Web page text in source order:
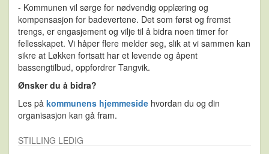
- Kommunen vil sørge for nødvendig opplæring og
kompensasjon for badevertene. Det som først og fremst
trengs, er engasjement og vilje til å bidra noen timer for
fellesskapet. Vi håper flere melder seg, slik at vi sammen kan
sikre at Løkken fortsatt har et levende og åpent
bassengtilbud, oppfordrer Tangvik.
Ønsker du å bidra?
Les på kommunens hjemmeside hvordan du og din
organisasjon kan gå fram.
STILLING LEDIG